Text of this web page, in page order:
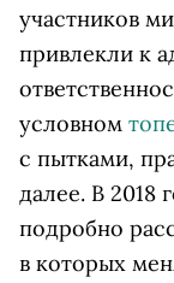
участников
привлекли к
условном
с пытками,
далее. В 2018
подробно
в которых